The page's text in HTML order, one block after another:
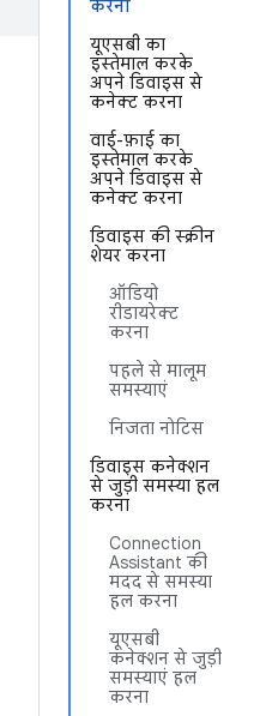
करना
यूएसबी का
इस्तेमाल करके
अपने डिवाइस से
कनेक्ट करना
वाई-फ़ाई का
इस्तेमाल करके
अपने डिवाइस से
कनेक्ट करना
डिवाइस की स्क्रीन
शेयर करना
ऑडियो
रीडायरेक्ट
करना
पहले से मालूम
समस्याएं
निजता नोटिस
डिवाइस कनेक्शन
से जुड़ी समस्या हल
करना
Connection
Assistant की
मदद से समस्या
हल करना
यूएसबी
कनेक्शन से जुड़ी
समस्याएं हल
करना